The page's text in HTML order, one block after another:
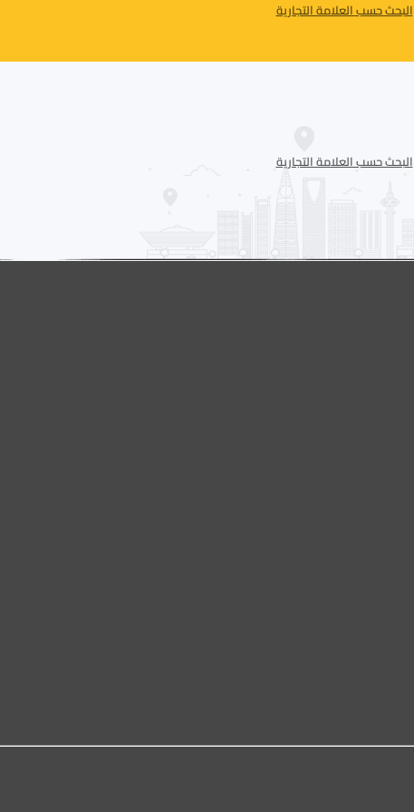
البحث حسب العلامة التجارية
البحث حسب العلامة التجارية